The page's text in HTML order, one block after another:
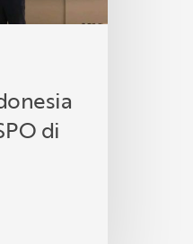
di